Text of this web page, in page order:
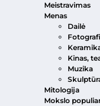
Meistravimas
Menas
Dailė
Kinas,
Muzika
Mitologija
Mokslo